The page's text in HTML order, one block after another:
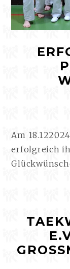
Am
erfolgreich